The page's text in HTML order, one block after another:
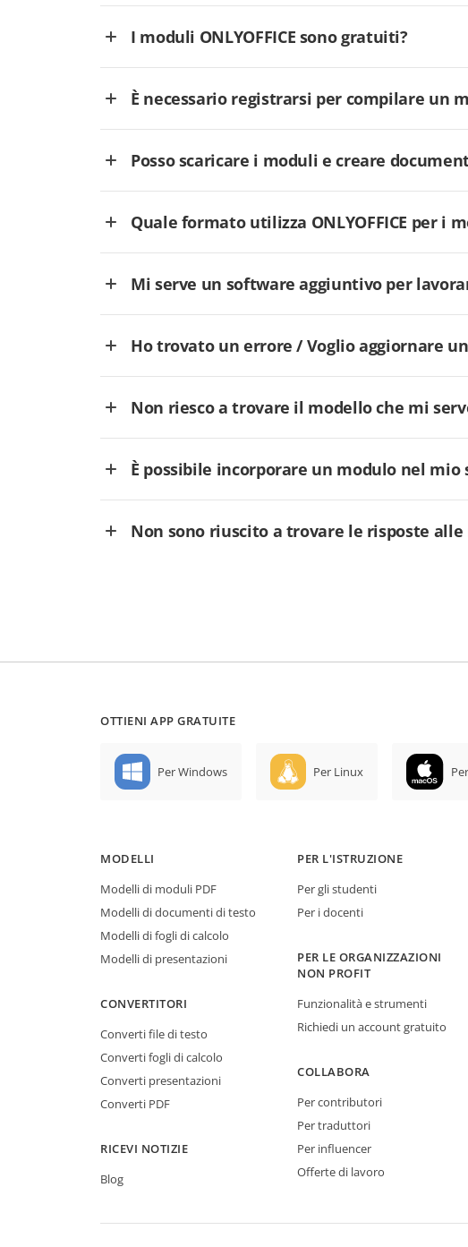
I moduli ONLYOFFICE sono gratuiti?
È necessario registrarsi per compilare un
Posso scaricare i moduli e creare
Quale formato utilizza ONLYOFFICE per i
Mi serve un software aggiuntivo per
Ho trovato un errore / Voglio aggiornare
Non riesco a trovare il modello che mi
È possibile incorporare un modulo nel mio
Non sono riuscito a trovare le risposte alle
OTTIENI APP GRATUITE
Per Windows Per Linux
MODELLI
Modelli di moduli PDF
Modelli di documenti di testo
Modelli di fogli di calcolo
Modelli di presentazioni
CONVERTITORI
Converti file di testo
Converti fogli di calcolo
Converti presentazioni
Converti PDF
RICEVI NOTIZIE
Blog
PER L'ISTRUZIONE
Per gli studenti
Per i docenti
PER LE ORGANIZZAZIONI
NON PROFIT
Funzionalità e strumenti
Richiedi un account gratuito
COLLABORA
Per contributori
Per traduttori
Per influencer
Offerte di lavoro